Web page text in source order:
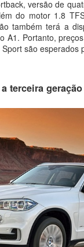
versão de
do motor 1.8
também terá a
A1. Portanto,
são esperados
terceira